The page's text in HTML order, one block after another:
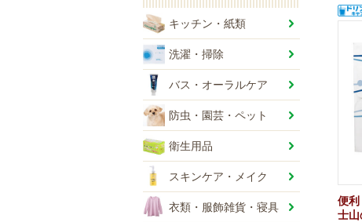
キッチン・紙類
洗濯・掃除
バス・オーラルケア
防虫・園芸・ペット
衛生用品
スキンケア・メイク
衣類・服飾雑貨・寝具
便
士山